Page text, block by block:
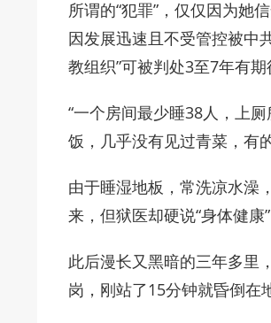
所谓的“犯罪”，仅仅因为她
因发展迅速且不受管控被中
教组织”可被判处3至7年有期
“一个房间最少睡38人，上
饭，几乎没有见过青菜，有
由于睡湿地板，常洗凉水澡
来，但狱医却硬说“身体健康
此后漫长又黑暗的三年多里
岗，刚站了15分钟就昏倒在